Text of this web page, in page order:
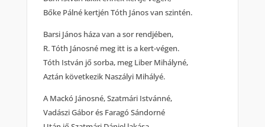
Bőke Pálné kertjén Tóth János van szintén.
Barsi János háza van a sor rendjében,
R. Tóth Jánosné meg itt is a kert-végen.
Tóth István jő sorba, meg Liber Mihályné,
Aztán következik Naszályi Mihályé.
A Mackó Jánosné, Szatmári Istvánné,
Vadászi Gábor és Faragó Sándorné